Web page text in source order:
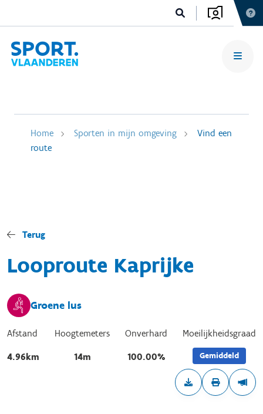
Home Sporten in mijn omgeving
Vind een
route
Terug
Looproute Kaprijke
Groene lus
Afstand
4.96km
Hoogtemeters
14m
Onverhard
100.00%
Moeilijkheidsgraad
Gemiddeld